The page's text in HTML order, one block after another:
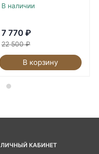
В наличии
7 770 ₽
22 500 ₽
В корзину
ЛИЧНЫЙ КАБИНЕТ